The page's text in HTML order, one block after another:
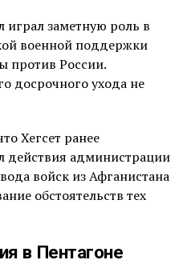
играл заметную роль в
военной поддержки
против России.
досрочного ухода не
Хегсет ранее
действия администрации
войск из Афганистана
обстоятельств тех
в Пентагоне